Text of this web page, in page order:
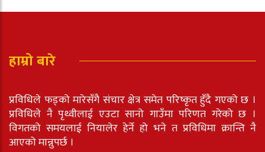
हाम्रो बारे
प्रविधिले फड्को मारेसँगै संचार क्षेत्र समेत परिष्कृत हुँदै गएको छ ।
प्रविधिले नै पृथ्वीलाई एउटा सानो गाउँमा परिणत गरेको छ ।
विगतको समयलाई नियालेर हेर्ने हो भने त प्रविधिमा क्रान्ति नै
आएको मान्नुपर्छ ।